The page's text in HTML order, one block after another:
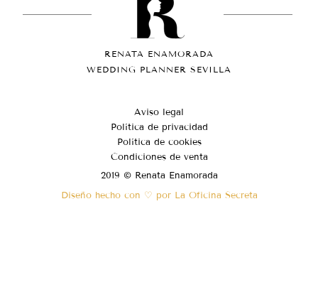
RENATA ENAMORADA
WEDDING PLANNER SEVILLA
Aviso legal
Política de privacidad
Política de cookies
Condiciones de venta
2019 © Renata Enamorada
Diseño hecho con ♡ por La Oficina Secreta